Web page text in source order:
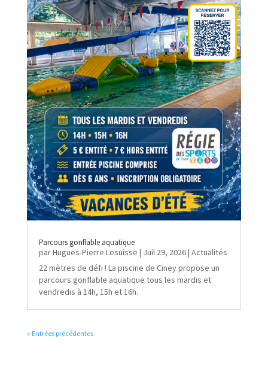
Parcours gonflable aquatique
parHugues-Pierre Lesuisse | Juil 29, 2026| Actualités
22 mètres de défi ! La piscine de Ciney propose un
parcours gonflable aquatique tous les mardis et
vendredis à 14h, 15h et 16h.
« Entrées précédentes